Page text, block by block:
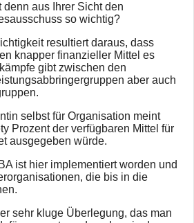
denn aus Ihrer Sicht den
so wichtig?
resultiert daraus, dass
knapper finanzieller Mittel es
gibt zwischen den
aber auch
selbst für Organisation meint
Prozent der verfügbaren Mittel für
ausgegeben würde.
ist hier implementiert worden und
die bis in die
sehr kluge Überlegung, das man